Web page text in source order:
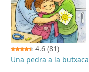
4.6 (81)
Una pedra a la butxaca